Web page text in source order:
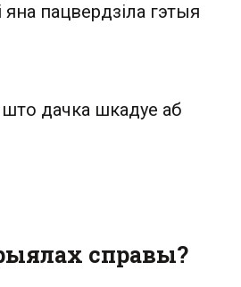
пацвердзіла гэтыя
дачка шкадуе аб
справы?